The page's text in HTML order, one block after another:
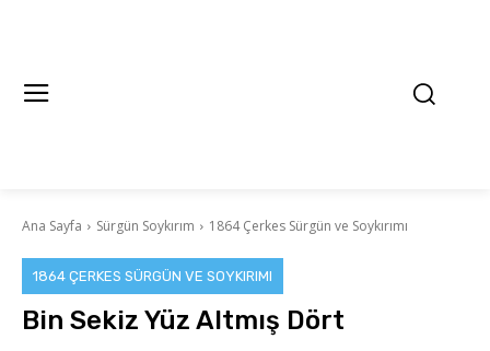
Ana Sayfa Sürgün Soykırım 1864 Çerkes Sürgün ve Soykırımı
1864 ÇERKES SÜRGÜN VE SOYKIRIMI
Bin Sekiz Yüz Altmış Dört